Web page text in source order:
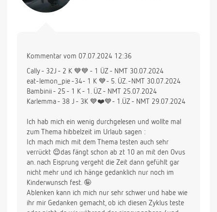
Kommentar vom 07.07.2024 12:36
Cally - 32J - 2 K 💙💙 - 1 ÜZ - NMT 30.07.2024
eat-lemon_pie -34- 1 K 💙- 5. ÜZ. -NMT 30.07.2024
Bambinii - 25 - 1 K - 1. ÜZ - NMT 25.07.2024
Karlemma - 38 J - 3K 💙❤️💙- 1.ÜZ - NMT 29.07.2024
Ich hab mich ein wenig durchgelesen und wollte mal
zum Thema hibbelzeit im Urlaub sagen :
Ich mach mich mit dem Thema testen auch sehr
verrückt 😌das fängt schon ab zt 10 an mit den Ovus
an. nach Eisprung vergeht die Zeit dann gefühlt gar
nicht mehr und ich hänge gedanklich nur noch im
Kinderwunsch fest. 🤪
Ablenken kann ich mich nur sehr schwer und habe wie
ihr mir Gedanken gemacht, ob ich diesen Zyklus teste